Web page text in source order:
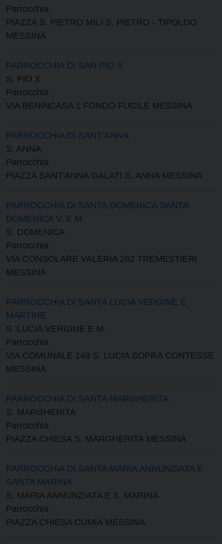
Parrocchia
PIAZZA S. PIETRO MILI S. PIETRO - TIPOLDO
MESSINA
PARROCCHIA DI SAN PIO X
S. PIO X
Parrocchia
VIA BENINCASA 1 FONDO FUCILE MESSINA
PARROCCHIA DI SANT’ANNA
S. ANNA
Parrocchia
PIAZZA SANT'ANNA GALATI S. ANNA MESSINA
PARROCCHIA DI SANTA DOMENICA SANTA
DOMENICA V. E M.
S. DOMENICA
Parrocchia
VIA CONSOLARE VALERIA 262 TREMESTIERI
MESSINA
PARROCCHIA DI SANTA LUCIA VERGINE E
MARTIRE
S. LUCIA VERGINE E M.
Parrocchia
VIA COMUNALE 149 S. LUCIA SOPRA CONTESSE
MESSINA
PARROCCHIA DI SANTA MARGHERITA
S. MARGHERITA
Parrocchia
PIAZZA CHIESA S. MARGHERITA MESSINA
PARROCCHIA DI SANTA MARIA ANNUNZIATA E
SANTA MARINA
S. MARIA ANNUNZIATA E S. MARINA
Parrocchia
PIAZZA CHIESA CUMIA MESSINA